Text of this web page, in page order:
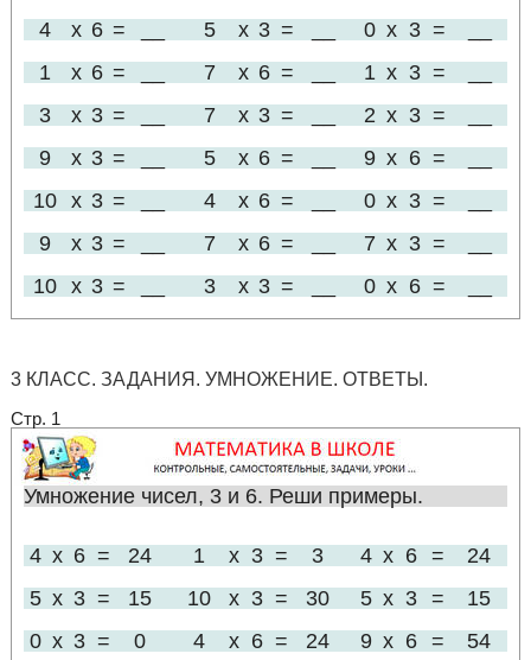
4
x 6 = 5 x 3 = 0 x 3 =
1
x 6 = 7 x 6 = 1 x 3 =
3
x 3 = 7 x 3 = 2 x 3 =
9
x 3 = 5 x 6 = 9 x 6 =
10
x 3 = 4 x 6 = 0 x 3 =
9
x 3 = 7 x 6 = 7 x 3 =
10
x 3 = 3 x 3 = 0 x 6 =
3 КЛАСС. ЗАДАНИЯ. УМНОЖЕНИЕ. ОТВЕТЫ.
Стр. 1
Умножение чисел, 3 и 6. Реши примеры.
4 x 6 = 24 1 x 3 = 3 4 x 6 =
24
5 x 3 = 15 10 x 3 = 30 5 x 3 =
15
0 x 3 = 0 4 x 6 = 24 9 x 6 =
54